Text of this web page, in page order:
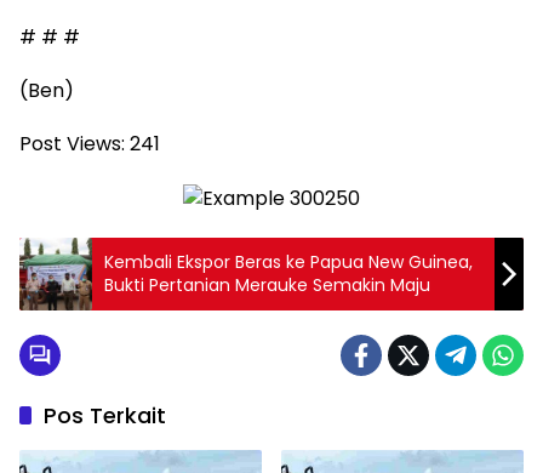
# # #
(Ben)
Post Views: 241
Kembali Ekspor Beras ke Papua New Guinea,
Bukti Pertanian Merauke Semakin Maju
Pos Terkait